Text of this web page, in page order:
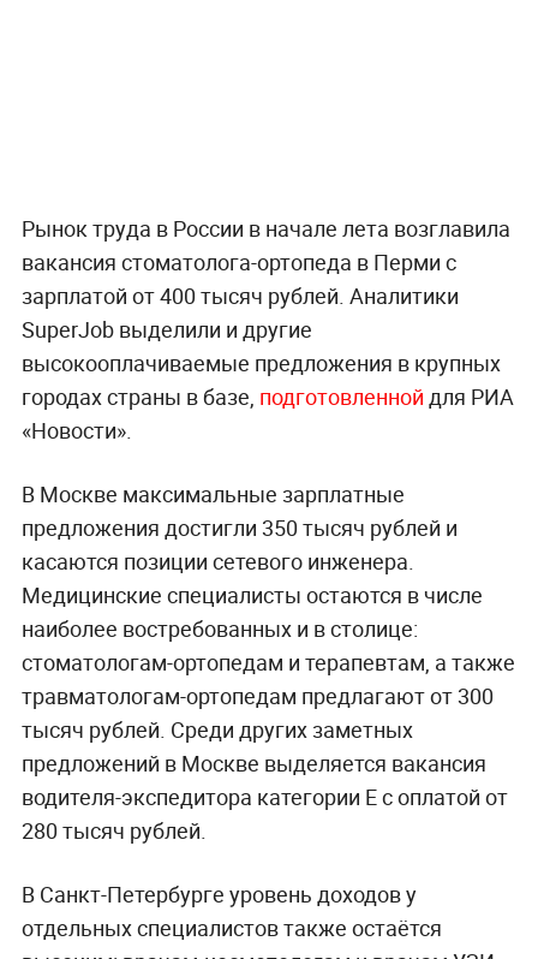
Рынок труда в России в начале лета возглавила
вакансия стоматолога-ортопеда в Перми с
зарплатой от 400 тысяч рублей. Аналитики
SuperJob выделили и другие
высокооплачиваемые предложения в крупных
городах страны в базе, подготовленной для РИА
«Новости».
В Москве максимальные зарплатные
предложения достигли 350 тысяч рублей и
касаются позиции сетевого инженера.
Медицинские специалисты остаются в числе
наиболее востребованных и в столице:
стоматологам-ортопедам и терапевтам, а также
травматологам-ортопедам предлагают от 300
тысяч рублей. Среди других заметных
предложений в Москве выделяется вакансия
водителя-экспедитора категории Е с оплатой от
280 тысяч рублей.
В Санкт-Петербурге уровень доходов у
отдельных специалистов также остаётся